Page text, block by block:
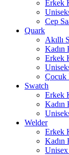
Erkek
Cep
Quark
Akıllı
Kadın
Erkek
Çocuk
Swatch
Erkek
Kadın
Welder
Erkek
Kadın